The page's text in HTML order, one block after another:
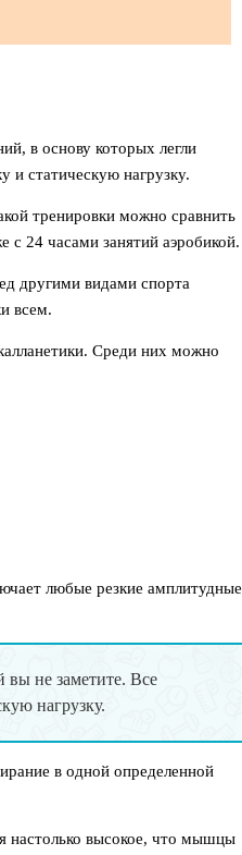
в основу которых легли
и статическую нагрузку.
тренировки можно сравнить
с 24 часами занятий аэробикой.
другими видами спорта
всем.
Среди них можно
любые резкие амплитудные
вы не заметите. Все
нагрузку.
в одной определенной
настолько высокое, что мышцы